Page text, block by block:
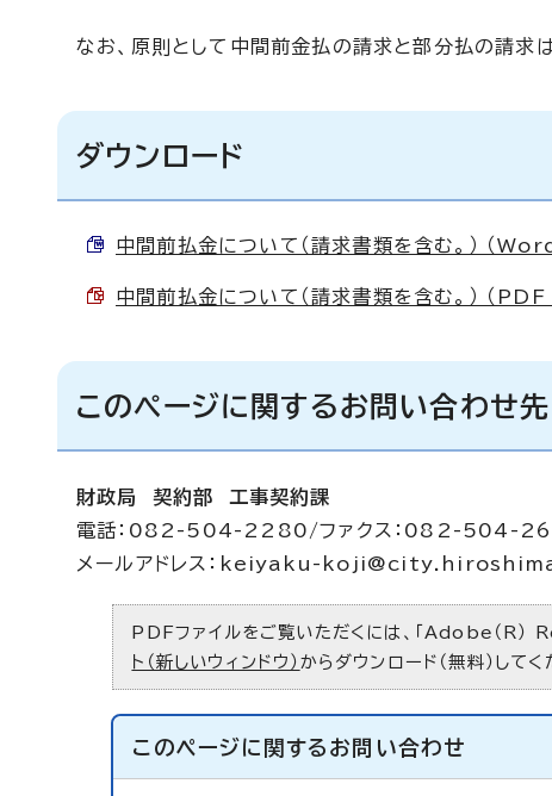
なお、原則として中間前金払の請求と部分払の請求
ダウンロード
中間前払金について（請求書類を含む。） （
中間前払金について（請求書類を含む。） （
このページに関するお問い合わせ先
財政局 契約部 工事契約課
電話：082-504-2280/ファクス：082-504-
メールアドレス： keiyaku-
PDFファイルをご覧いただくには、「Adobe（R）
ト（新しいウィンドウ） からダウンロード（無料）してく
このページに関する お問い合わせ